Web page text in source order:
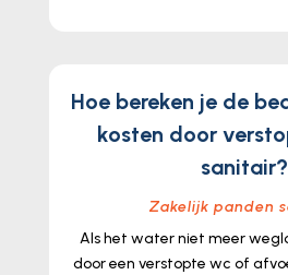
Hoe bereken je de
kosten door
sanitair?
Zakelijk panden
Als het water niet meer
door een verstopte wc of